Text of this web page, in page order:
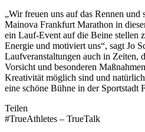
„Wir freuen uns auf das Rennen und
Mainova Frankfurt Marathon in
ein Lauf-Event auf die Beine stellen
Energie und motiviert uns“, sagt Jo
Laufveranstaltungen auch in Zeiten,
Vorsicht und besonderen
Kreativität möglich sind und
eine schöne Bühne in der Sportstadt
Teilen
#TrueAthletes – TrueTalk